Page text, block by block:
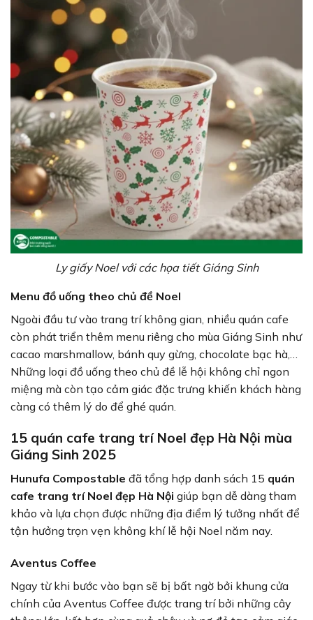
Ly giấy Noel với các họa tiết Giáng Sinh
Menu đồ uống theo chủ đề Noel
Ngoài đầu tư vào trang trí không gian, nhiều quán cafe
còn phát triển thêm menu riêng cho mùa Giáng Sinh như
cacao marshmallow, bánh quy gừng, chocolate bạc hà,…
Những loại đồ uống theo chủ đề lễ hội không chỉ ngon
miệng mà còn tạo cảm giác đặc trưng khiến khách hàng
càng có thêm lý do để ghé quán.
15 quán cafe trang trí Noel đẹp Hà Nội mùa
Giáng Sinh 2025
Hunufa Compostable đã tổng hợp danh sách 15 quán
cafe trang trí Noel đẹp Hà Nội giúp bạn dễ dàng tham
khảo và lựa chọn được những địa điểm lý tưởng nhất để
tận hưởng trọn vẹn không khí lễ hội Noel năm nay.
Aventus Coffee
Ngay từ khi bước vào bạn sẽ bị bất ngờ bởi khung cửa
chính của Aventus Coffee được trang trí bởi những cây